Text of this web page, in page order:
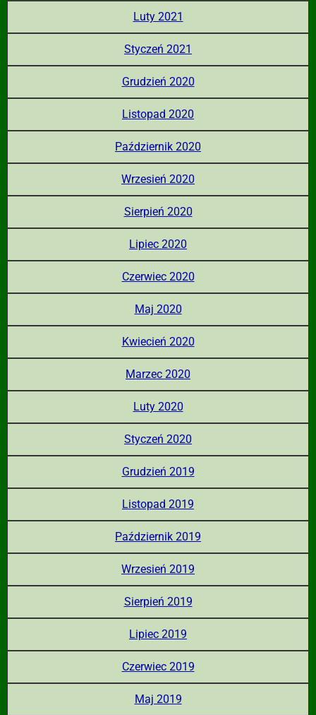
Luty 2021
Styczeń 2021
Grudzień 2020
Listopad 2020
Październik 2020
Wrzesień 2020
Sierpień 2020
Lipiec 2020
Czerwiec 2020
Maj 2020
Kwiecień 2020
Marzec 2020
Luty 2020
Styczeń 2020
Grudzień 2019
Listopad 2019
Październik 2019
Wrzesień 2019
Sierpień 2019
Lipiec 2019
Czerwiec 2019
Maj 2019